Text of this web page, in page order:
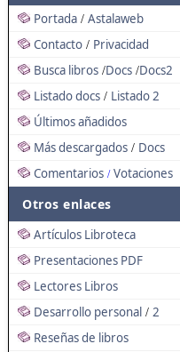
Portada / Astalaweb
Contacto / Privacidad
Busca libros /Docs /Docs2
Listado docs / Listado 2
Últimos añadidos
Más descargados / Docs
Comentarios / Votaciones
Otros enlaces
Artículos Libroteca
Presentaciones PDF
Lectores Libros
Desarrollo personal / 2
Reseñas de libros